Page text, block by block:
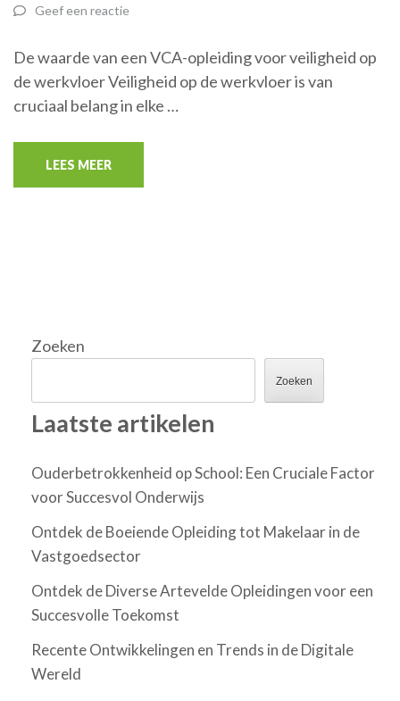
Geef een reactie
De waarde van een VCA-opleiding voor veiligheid op
de werkvloer Veiligheid op de werkvloer is van
cruciaal belang in elke …
LEES MEER
Zoeken
Zoeken
Laatste artikelen
Ouderbetrokkenheid op School: Een Cruciale Factor
voor Succesvol Onderwijs
Ontdek de Boeiende Opleiding tot Makelaar in de
Vastgoedsector
Ontdek de Diverse Artevelde Opleidingen voor een
Succesvolle Toekomst
Recente Ontwikkelingen en Trends in de Digitale
Wereld